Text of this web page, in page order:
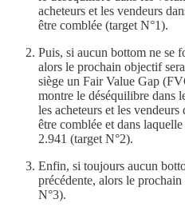
acheteurs et les vendeurs
être comblée (target N°1).
Puis, si aucun bottom ne se
alors le prochain objectif
siège un Fair Value Gap
montre le déséquilibre dans
les acheteurs et les
être comblée et dans
2.941 (target N°2).
Enfin, si toujours aucun
précédente, alors le
N°3).